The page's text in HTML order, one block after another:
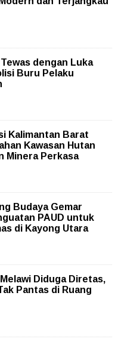
dengan Luka
Buru Pelaku
Kalimantan Barat
Kawasan Hutan
Minera Perkasa
Budaya Gemar
PAUD untuk
di Kayong Utara
Diduga Diretas,
Pantas di Ruang